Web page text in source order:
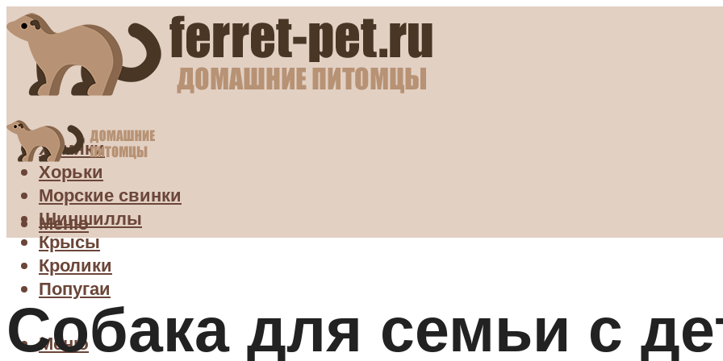
Хомяки
Хорьки
Морские свинки
Шиншиллы
Крысы
Кролики
Попугаи
Меню
Меню
Собака для семьи с